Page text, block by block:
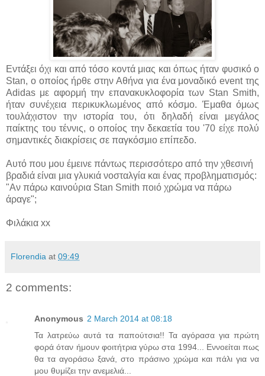
Εντάξει όχι και από τόσο κοντά μιας και όπως ήταν φυσικό ο
Stan, ο οποίος ήρθε στην Αθήνα για ένα μοναδικό event της
Adidas με αφορμή την επανακυκλοφορία των Stan Smith,
ήταν συνέχεια περικυκλωμένος από κόσμο. Έμαθα όμως
τουλάχιστον την ιστορία του, ότι δηλαδή είναι μεγάλος
παίκτης του τέννις, ο οποίος την δεκαετία του '70 είχε πολύ
σημαντικές διακρίσεις σε παγκόσμιο επίπεδο.
Αυτό που μου έμεινε πάντως περισσότερο από την χθεσινή
βραδιά είναι μια γλυκιά νοσταλγία και ένας προβληματισμός:
"Αν πάρω καινούρια Stan Smith ποιό χρώμα να πάρω
άραγε";
Φιλάκια xx
Florendia at 09:49
2 comments:
Anonymous 2 March 2014 at 08:18
Τα λατρεύω αυτά τα παπούτσια!! Τα αγόρασα για πρώτη
φορά όταν ήμουν φοιτήτρια γύρω στα 1994... Εννοείται πως
θα τα αγοράσω ξανά, στο πράσινο χρώμα και πάλι για να
μου θυμίζει την ανεμελιά...